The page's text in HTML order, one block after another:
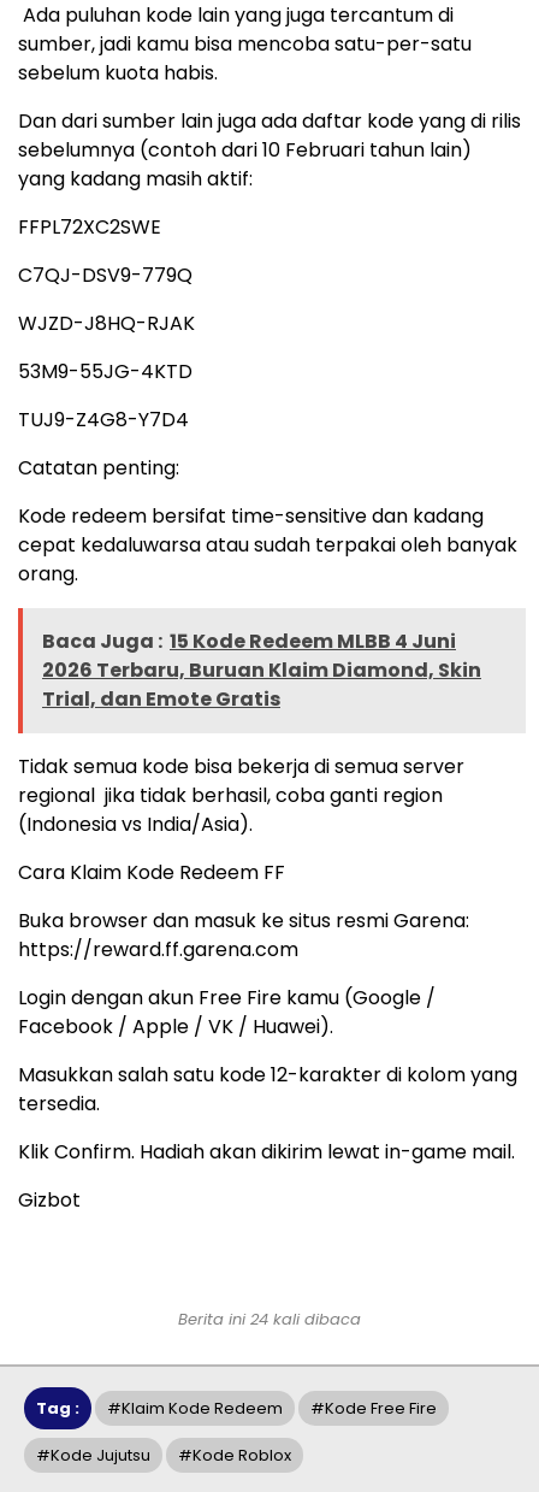
Ada puluhan kode lain yang juga tercantum di
sumber, jadi kamu bisa mencoba satu-per-satu
sebelum kuota habis.
Dan dari sumber lain juga ada daftar kode yang di rilis
sebelumnya (contoh dari 10 Februari tahun lain)
yang kadang masih aktif:
FFPL72XC2SWE
C7QJ-DSV9-779Q
WJZD-J8HQ-RJAK
53M9-55JG-4KTD
TUJ9-Z4G8-Y7D4
Catatan penting:
Kode redeem bersifat time-sensitive dan kadang
cepat kedaluwarsa atau sudah terpakai oleh banyak
orang.
Baca Juga : 15 Kode Redeem MLBB 4 Juni
2026 Terbaru, Buruan Klaim Diamond, Skin
Trial, dan Emote Gratis
Tidak semua kode bisa bekerja di semua server
regional jika tidak berhasil, coba ganti region
(Indonesia vs India/Asia).
Cara Klaim Kode Redeem FF
Buka browser dan masuk ke situs resmi Garena:
https://reward.ff.garena.com
Login dengan akun Free Fire kamu (Google /
Facebook / Apple / VK / Huawei).
Masukkan salah satu kode 12-karakter di kolom yang
tersedia.
Klik Confirm. Hadiah akan dikirim lewat in-game mail.
Gizbot
Berita ini 24 kali dibaca
Tag : #klaim Kode Redeem #kode Free Fire
#kode Jujutsu #kode Roblox